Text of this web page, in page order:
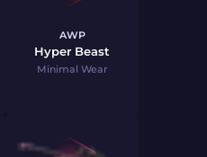
AWP
Hyper Beast
Minimal Wear